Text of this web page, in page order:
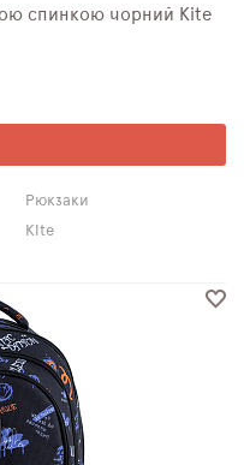
спинкою чорний Kite
Рюкзаки
Kite